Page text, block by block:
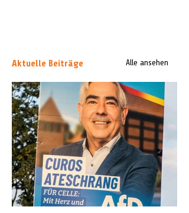
Aktuelle Beiträge Alle ansehen